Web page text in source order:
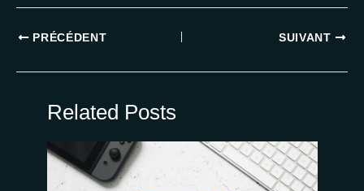
PRÉCÉDENT SUIVANT
Related Posts